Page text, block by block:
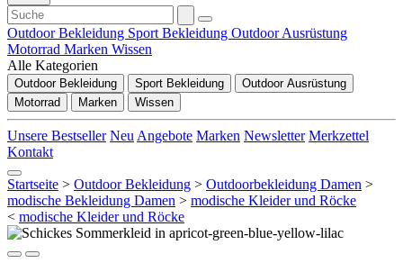
Outdoor Bekleidung Sport Bekleidung Outdoor Ausrüstung
Motorrad Marken Wissen
Alle Kategorien
Outdoor Bekleidung Sport Bekleidung
Outdoor Ausrüstung
Motorrad
Marken Wissen
Unsere Bestseller Neu Angebote Marken Newsletter Merkzettel
Kontakt
Startseite > Outdoor Bekleidung > Outdoorbekleidung Damen >
modische Bekleidung Damen > modische Kleider und Röcke
< modische Kleider und Röcke